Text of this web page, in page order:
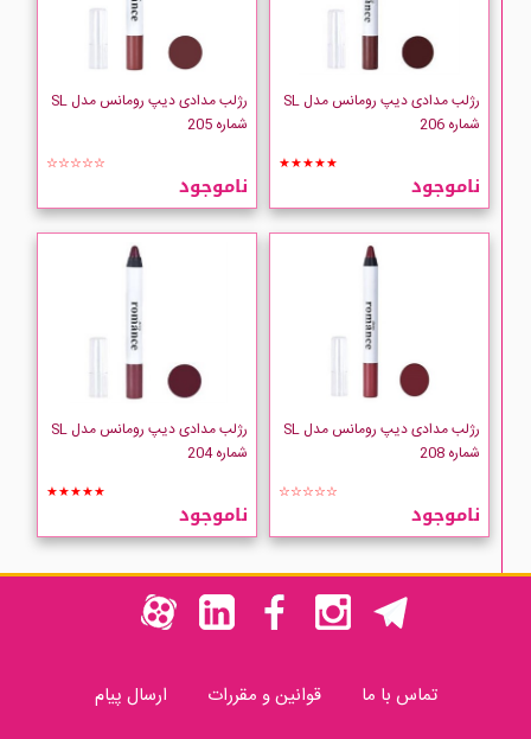
رژلب مدادی دیپ رومانس مدل SL
شماره 206
★★★★★
ناموجود
رژلب مدادی دیپ رومانس مدل SL
شماره 205
☆☆☆☆☆
ناموجود
رژلب مدادی دیپ رومانس مدل SL
شماره 208
☆☆☆☆☆
ناموجود
رژلب مدادی دیپ رومانس مدل SL
شماره 204
★★★★★
ناموجود
تماس با ما قوانین و مقررات ارسال پیام